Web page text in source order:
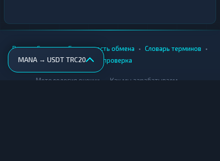
MANA → USDT TRC20
Вики • Города • Безопасность обмена • Словарь терминов •
AML-проверка
Методология оценки Как мы зарабатываем